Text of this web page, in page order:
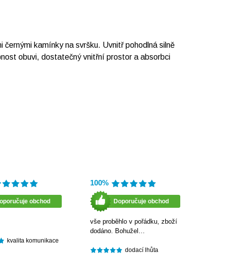
kamínky na svršku. Uvnitř pohodlná silně
obuvi, dostatečný vnitřní prostor a absorbci
obchod
kvalita komunikace
100%
Doporučuje obchod
vše proběhlo v pořádku, zboží
dodáno. Bohužel…
dodací lhůta